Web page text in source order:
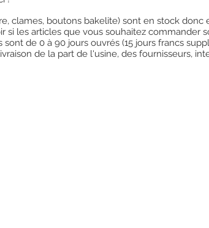
clames, boutons bakelite) sont en stock donc
si les articles que vous souhaitez commander
de 0 à 90 jours ouvrés (15 jours francs
de la part de l'usine, des fournisseurs,